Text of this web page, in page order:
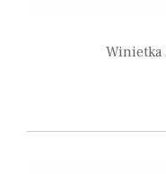
Winietka